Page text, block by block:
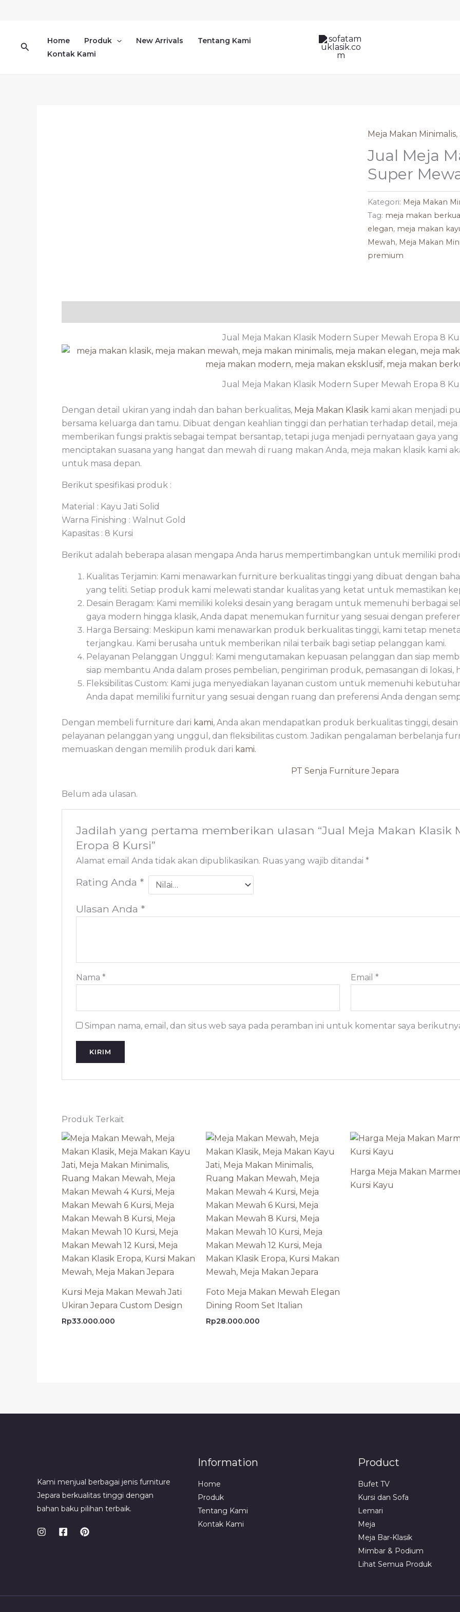
Cari Home Produk New Arrivals
Tentang Kami
Kontak Kami
Meja Makan Minimalis,
Jual Meja
Super
Kategori: Meja Makan
Tag: meja makan
elegan, meja makan
Mewah, Meja Makan
premium
Jual Meja Makan Klasik Modern Super Mewah Eropa 8
Jual Meja Makan Klasik Modern Super Mewah Eropa 8
Dengan detail ukiran yang indah dan bahan berkualitas, Meja Makan Klasik kami akan menjadi
bersama keluarga dan tamu. Dibuat dengan keahlian tinggi dan perhatian terhadap detail, meja
memberikan fungsi praktis sebagai tempat bersantap, tetapi juga menjadi pernyataan gaya
menciptakan suasana yang hangat dan mewah di ruang makan Anda, meja makan klasik kami
untuk masa depan.
Berikut spesifikasi produk :
Material : Kayu Jati Solid
Warna Finishing : Walnut Gold
Kapasitas : 8 Kursi
Berikut adalah beberapa alasan mengapa Anda harus mempertimbangkan untuk memiliki
Kualitas Terjamin: Kami menawarkan furniture berkualitas tinggi yang dibuat dengan
yang teliti. Setiap produk kami melewati standar kualitas yang ketat untuk memastikan
Desain Beragam: Kami memiliki koleksi desain yang beragam untuk memenuhi berbagai
gaya modern hingga klasik, Anda dapat menemukan furnitur yang sesuai dengan
Harga Bersaing: Meskipun kami menawarkan produk berkualitas tinggi, kami tetap
terjangkau. Kami berusaha untuk memberikan nilai terbaik bagi setiap pelanggan kami.
Pelayanan Pelanggan Unggul: Kami mengutamakan kepuasan pelanggan dan siap
siap membantu Anda dalam proses pembelian, pengiriman produk, pemasangan di lokasi,
Fleksibilitas Custom: Kami juga menyediakan layanan custom untuk memenuhi
Anda dapat memiliki furnitur yang sesuai dengan ruang dan preferensi Anda dengan
Dengan membeli furniture dari kami, Anda akan mendapatkan produk berkualitas tinggi,
pelayanan pelanggan yang unggul, dan fleksibilitas custom. Jadikan pengalaman berbelanja
memuaskan dengan memilih produk dari kami.
PT Senja Furniture Jepara
Belum ada ulasan.
Jadilah yang pertama memberikan ulasan “Jual Meja Makan Klasik
Eropa 8 Kursi”
Alamat email Anda tidak akan dipublikasikan. Ruas yang wajib ditandai *
Rating Anda *
Ulasan Anda *
Nama * Email *
Simpan nama, email, dan situs web saya pada peramban ini untuk komentar saya
Produk Terkait
Kursi Meja Makan Mewah Jati
Ukiran Jepara Custom Design
Rp33.000.000
Foto Meja Makan Mewah Elegan
Dining Room Set Italian
Rp28.000.000
Harga Meja Makan
Kursi Kayu
Kami menjual berbagai jenis furniture
Jepara berkualitas tinggi dengan
bahan baku pilihan terbaik.
Information
Home
Produk
Tentang Kami
Kontak Kami
Product
Bufet TV
Kursi dan Sofa
Lemari
Meja
Meja Bar-Klasik
Mimbar & Podium
Lihat Semua Produk